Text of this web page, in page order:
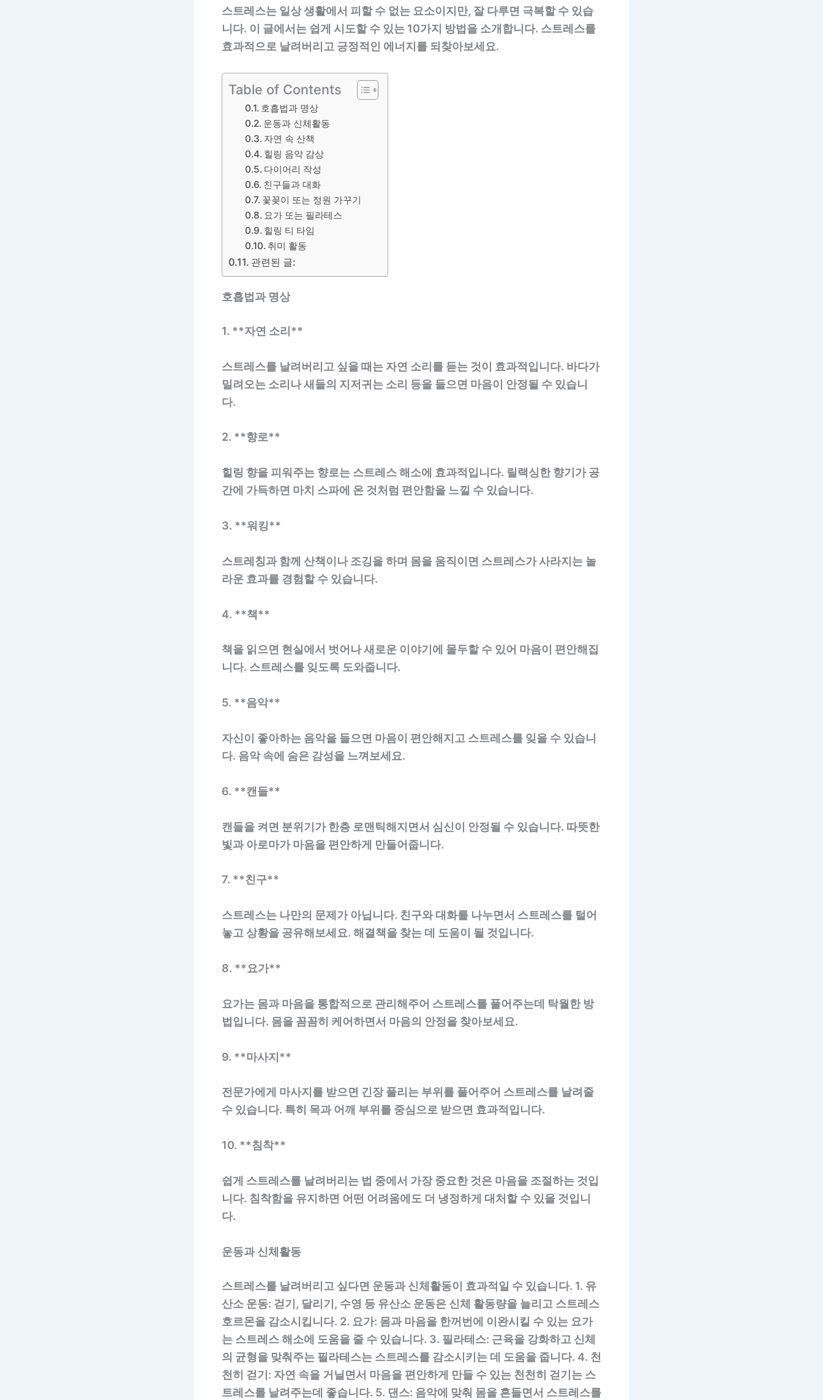
스트레스는 일상 생활에서 피할 수 없는 요소이지만, 잘 다루면 극복할 수 있습
니다. 이 글에서는 쉽게 시도할 수 있는 10가지 방법을 소개합니다. 스트레스를
효과적으로 날려버리고 긍정적인 에너지를 되찾아보세요.
Table of Contents
호흡법과 명상
운동과 신체활동
자연 속 산책
힐링 음악 감상
다이어리 작성
친구들과 대화
꽃꽂이 또는 정원 가꾸기
요가 또는 필라테스
힐링 티 타임
취미 활동
관련된 글:
호흡법과 명상
1. **자연 소리**
스트레스를 날려버리고 싶을 때는 자연 소리를 듣는 것이 효과적입니다. 바다가
밀려오는 소리나 새들의 지저귀는 소리 등을 들으면 마음이 안정될 수 있습니
다.
2. **향로**
힐링 향을 피워주는 향로는 스트레스 해소에 효과적입니다. 릴랙싱한 향기가 공
간에 가득하면 마치 스파에 온 것처럼 편안함을 느낄 수 있습니다.
3. **워킹**
스트레칭과 함께 산책이나 조깅을 하며 몸을 움직이면 스트레스가 사라지는 놀
라운 효과를 경험할 수 있습니다.
4. **책**
책을 읽으면 현실에서 벗어나 새로운 이야기에 몰두할 수 있어 마음이 편안해집
니다. 스트레스를 잊도록 도와줍니다.
5. **음악**
자신이 좋아하는 음악을 들으면 마음이 편안해지고 스트레스를 잊을 수 있습니
다. 음악 속에 숨은 감성을 느껴보세요.
6. **캔들**
캔들을 켜면 분위기가 한층 로맨틱해지면서 심신이 안정될 수 있습니다. 따뜻한
빛과 아로마가 마음을 편안하게 만들어줍니다.
7. **친구**
스트레스는 나만의 문제가 아닙니다. 친구와 대화를 나누면서 스트레스를 털어
놓고 상황을 공유해보세요. 해결책을 찾는 데 도움이 될 것입니다.
8. **요가**
요가는 몸과 마음을 통합적으로 관리해주어 스트레스를 풀어주는데 탁월한 방
법입니다. 몸을 꼼꼼히 케어하면서 마음의 안정을 찾아보세요.
9. **마사지**
전문가에게 마사지를 받으면 긴장 풀리는 부위를 풀어주어 스트레스를 날려줄
수 있습니다. 특히 목과 어깨 부위를 중심으로 받으면 효과적입니다.
10. **침착**
쉽게 스트레스를 날려버리는 법 중에서 가장 중요한 것은 마음을 조절하는 것입
니다. 침착함을 유지하면 어떤 어려움에도 더 냉정하게 대처할 수 있을 것입니
다.
운동과 신체활동
스트레스를 날려버리고 싶다면 운동과 신체활동이 효과적일 수 있습니다. 1. 유
산소 운동: 걷기, 달리기, 수영 등 유산소 운동은 신체 활동량을 늘리고 스트레스
호르몬을 감소시킵니다. 2. 요가: 몸과 마음을 한꺼번에 이완시킬 수 있는 요가
는 스트레스 해소에 도움을 줄 수 있습니다. 3. 필라테스: 근육을 강화하고 신체
의 균형을 맞춰주는 필라테스는 스트레스를 감소시키는 데 도움을 줍니다. 4. 천
천히 걷기: 자연 속을 거닐면서 마음을 편안하게 만들 수 있는 천천히 걷기는 스
트레스를 날려주는데 좋습니다. 5. 댄스: 음악에 맞춰 몸을 흔들면서 스트레스를